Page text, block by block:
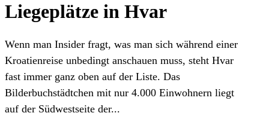
Liegeplätze in Hvar
Wenn man Insider fragt, was man sich während einer
Kroatienreise unbedingt anschauen muss, steht Hvar
fast immer ganz oben auf der Liste. Das
Bilderbuchstädtchen mit nur 4.000 Einwohnern liegt
auf der Südwestseite der...